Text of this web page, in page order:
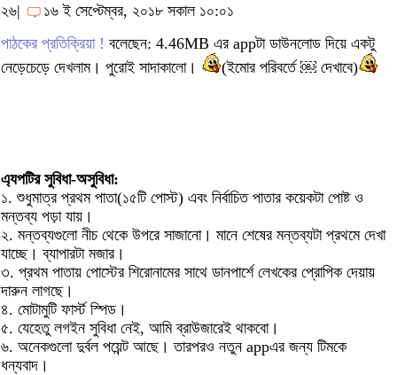
২৬|
১৬ ই সেপ্টেম্বর, ২০১৮ সকাল ১০:০১
পাঠকের প্রতিক্রিয়া ! বলেছেন: 4.46MB এর appটা ডাউনলোড দিয়ে একটু
নেড়েচেড়ে দেখলাম। পুরোই সাদাকালো।
(ইমোর পরিবর্তে ￼ দেখাবে)
এ্যপটির সুবিধা-অসুবিধা:
১. শুধুমাত্র প্রথম পাতা(১৫টি পোস্ট) এবং নির্বাচিত পাতার কয়েকটা পোষ্ট ও
মন্তব্য পড়া যায়।
২. মন্তব্যগুলো নীচ থেকে উপরে সাজানো। মানে শেষের মন্তব্যটা প্রথমে দেখা
যাচ্ছে। ব্যাপারটা মজার।
৩. প্রথম পাতায় পোস্টের শিরোনামের সাথে ডানপার্শে লেখকের প্রোপিক দেয়ায়
দারুন লাগছে।
৪. মোটামুটি ফার্স্ট স্পিড।
৫. যেহেতু লগইন সুবিধা নেই, আমি ব্রাউজারেই থাকবো।
৬. অনেকগুলো দুর্বল পয়েন্ট আছে। তারপরও নতুন appএর জন্য টিমকে
ধন্যবাদ।